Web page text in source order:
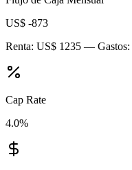
US$ -873
Renta: US$ 1235 — Gastos:
Cap Rate
4.0%